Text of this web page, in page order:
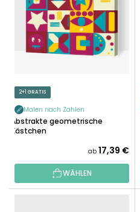
R
U
N
R
O
D
U
T
2+1 GRATIS
Malen nach Zahlen
Abstrakte geometrische
Kästchen
ab 17,39 €
WÄHLEN